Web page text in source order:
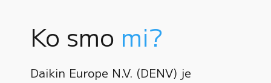
Ko smo mi?
Daikin Europe N.V. (DENV) je